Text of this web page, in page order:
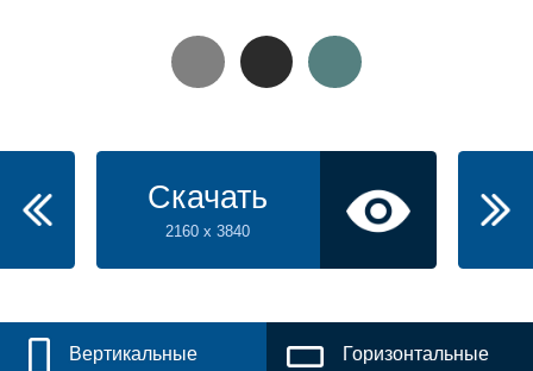
Скачать
2160 x 3840
Вертикальные Горизонтальные